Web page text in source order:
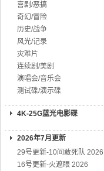
喜剧/恶搞
奇幻/冒险
历史/战争
风光/记录
灾难片
连续剧/美剧
演唱会/音乐会
测试碟/演示碟
4K-25G蓝光电影碟
2026年7月更新
29号更新-10间敢死队 2026
16号更新-火遮眼 2026